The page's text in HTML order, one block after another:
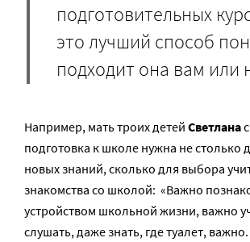
подготовительных
это лучший способ
подходит она вам или
Например, мать троих детей Светлана
подготовка к школе нужна не столько
новых знаний, сколько для выбора
знакомства со школой: «Важно
устройством школьной жизни, важно
слушать, даже знать, где туалет,